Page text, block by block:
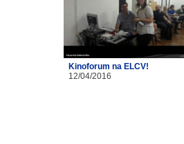
Kinoforum na ELCV!
12/04/2016